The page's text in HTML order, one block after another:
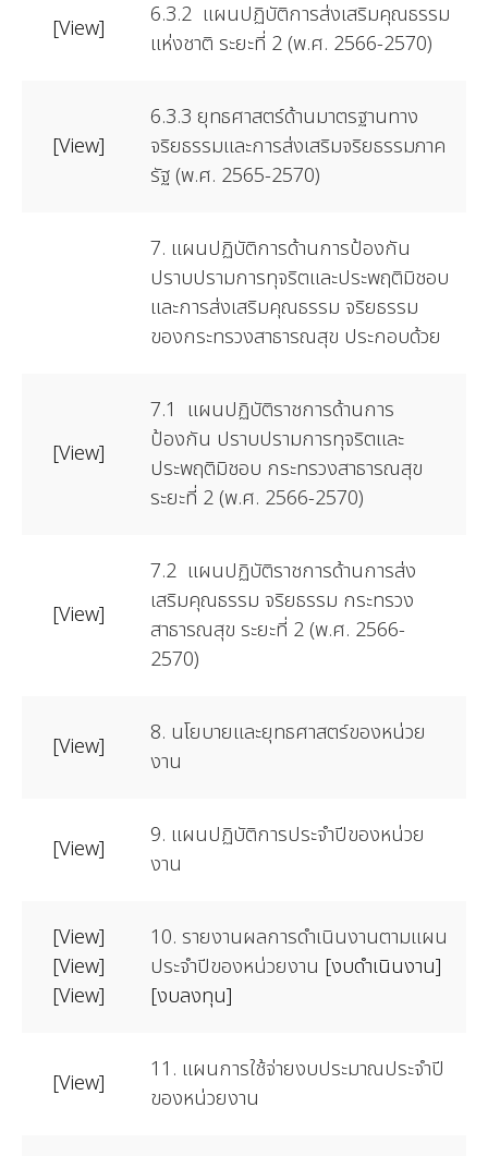
[View]
6.3.2 แผนปฏิบัติการส่งเสริมคุณธรรม
แห่งชาติ ระยะที่ 2 (พ.ศ. 2566-2570)
[View]
6.3.3 ยุทธศาสตร์ด้านมาตรฐานทาง
จริยธรรมและการส่งเสริมจริยธรรมภาค
รัฐ (พ.ศ. 2565-2570)
7. แผนปฏิบัติการด้านการป้องกัน
ปราบปรามการทุจริตและประพฤติมิชอบ
และการส่งเสริมคุณธรรม จริยธรรม
ของกระทรวงสาธารณสุข ประกอบด้วย
[View]
7.1 แผนปฏิบัติราชการด้านการ
ป้องกัน ปราบปรามการทุจริตและ
ประพฤติมิชอบ กระทรวงสาธารณสุข
ระยะที่ 2 (พ.ศ. 2566-2570)
[View]
7.2 แผนปฏิบัติราชการด้านการส่ง
เสริมคุณธรรม จริยธรรม กระทรวง
สาธารณสุข ระยะที่ 2 (พ.ศ. 2566-
2570)
[View]
8. นโยบายและยุทธศาสตร์ของหน่วย
งาน
[View]
9. แผนปฏิบัติการประจำปีของหน่วย
งาน
[View]
[View]
[View]
10. รายงานผลการดำเนินงานตามแผน
ประจำปีของหน่วยงาน [งบดำเนินงาน]
[งบลงทุน]
[View]
11. แผนการใช้จ่ายงบประมาณประจำปี
ของหน่วยงาน